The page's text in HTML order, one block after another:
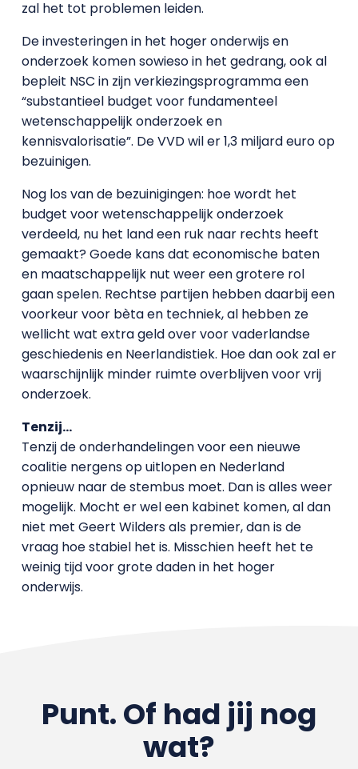
zal het tot problemen leiden.
De investeringen in het hoger onderwijs en
onderzoek komen sowieso in het gedrang, ook al
bepleit NSC in zijn verkiezingsprogramma een
“substantieel budget voor fundamenteel
wetenschappelijk onderzoek en
kennisvalorisatie”. De VVD wil er 1,3 miljard euro op
bezuinigen.
Nog los van de bezuinigingen: hoe wordt het
budget voor wetenschappelijk onderzoek
verdeeld, nu het land een ruk naar rechts heeft
gemaakt? Goede kans dat economische baten
en maatschappelijk nut weer een grotere rol
gaan spelen. Rechtse partijen hebben daarbij een
voorkeur voor bèta en techniek, al hebben ze
wellicht wat extra geld over voor vaderlandse
geschiedenis en Neerlandistiek. Hoe dan ook zal er
waarschijnlijk minder ruimte overblijven voor vrij
onderzoek.
Tenzij…
Tenzij de onderhandelingen voor een nieuwe
coalitie nergens op uitlopen en Nederland
opnieuw naar de stembus moet. Dan is alles weer
mogelijk. Mocht er wel een kabinet komen, al dan
niet met Geert Wilders als premier, dan is de
vraag hoe stabiel het is. Misschien heeft het te
weinig tijd voor grote daden in het hoger
onderwijs.
Punt. Of had jij nog
wat?